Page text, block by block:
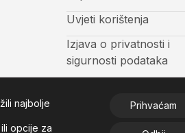
Uvjeti korištenja
Izjava o privatnosti i
sigurnosti podataka
najbolje
opcije za
Prihvaćam